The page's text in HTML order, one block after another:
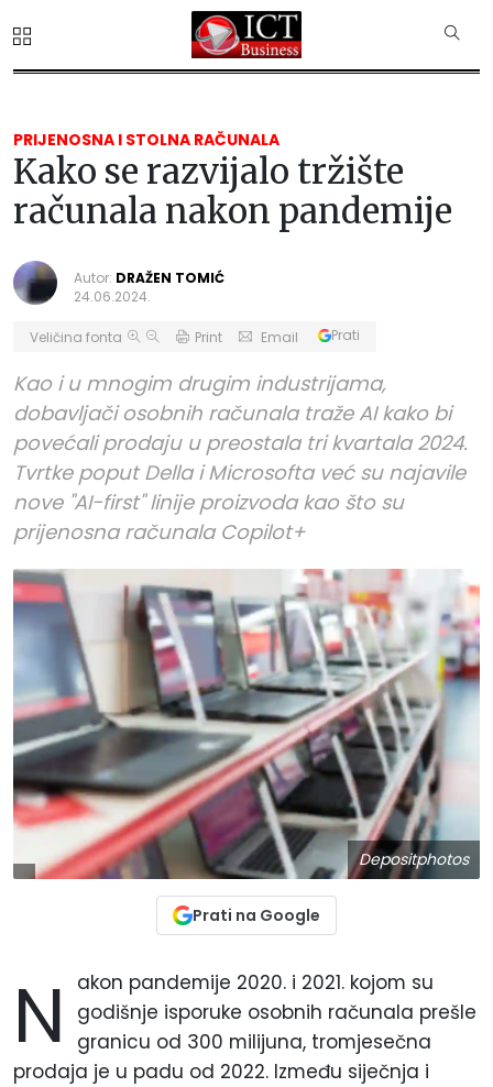
PRIJENOSNA I STOLNA RAČUNALA
Kako se razvijalo tržište
računala nakon pandemije
Autor: DRAŽEN TOMIĆ
24.06.2024.
Veličina fonta Print Email Prati
Kao i u mnogim drugim industrijama,
dobavljači osobnih računala traže AI kako bi
povećali prodaju u preostala tri kvartala 2024.
Tvrtke poput Della i Microsofta već su najavile
nove "AI-first" linije proizvoda kao što su
prijenosna računala Copilot+
Depositphotos
Prati na Google
N
akon pandemije 2020. i 2021. kojom su
godišnje isporuke osobnih računala prešle
granicu od 300 milijuna, tromjesečna
prodaja je u padu od 2022. Između siječnja i